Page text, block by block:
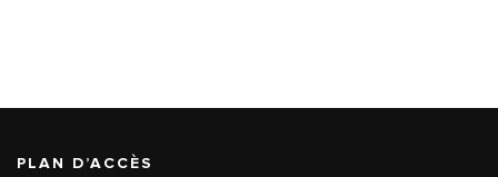
PLAN D’ACCÈS